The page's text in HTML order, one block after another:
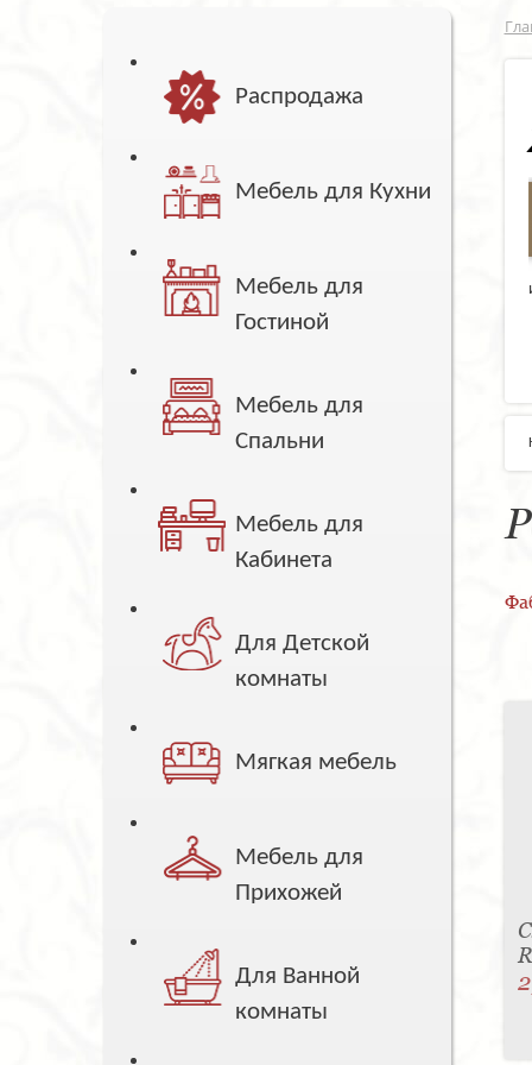
Распродажа
Мебель для Кухни
Мебель для
Гостиной
Мебель для
Спальни
Мебель для
Кабинета
Для Детской
комнаты
Мягкая мебель
Мебель для
Прихожей
Для Ванной
комнаты